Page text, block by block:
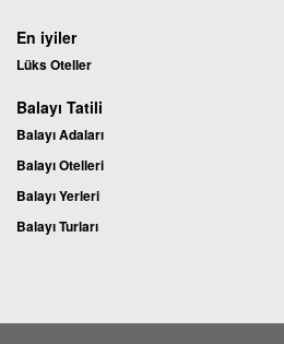
En iyiler
Lüks Oteller
Balayı Tatili
Balayı Adaları
Balayı Otelleri
Balayı Yerleri
Balayı Turları